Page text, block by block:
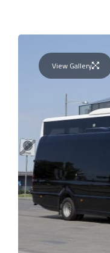
View Gallery